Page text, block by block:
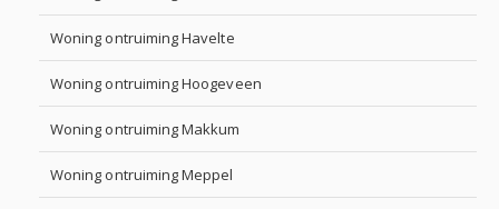
Woning ontruiming Havelte
Woning ontruiming Hoogeveen
Woning ontruiming Makkum
Woning ontruiming Meppel